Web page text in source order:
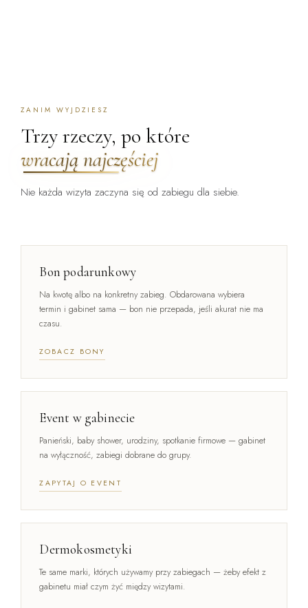
ZANIM WYJDZIESZ
Trzy rzeczy, po które
wracają najczęściej
Nie każda wizyta zaczyna się od zabiegu dla siebie.
Bon podarunkowy
Na kwotę albo na konkretny zabieg. Obdarowana wybiera
termin i gabinet sama — bon nie przepada, jeśli akurat nie ma
czasu.
ZOBACZ BONY
Event w gabinecie
Panieński, baby shower, urodziny, spotkanie firmowe — gabinet
na wyłączność, zabiegi dobrane do grupy.
ZAPYTAJ O EVENT
Dermokosmetyki
Te same marki, których używamy przy zabiegach — żeby efekt z
gabinetu miał czym żyć między wizytami.